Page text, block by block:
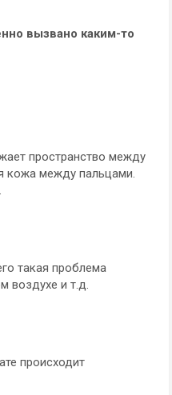
вызвано каким-то
пространство между
кожа между пальцами.
такая проблема
воздухе и т.д.
происходит